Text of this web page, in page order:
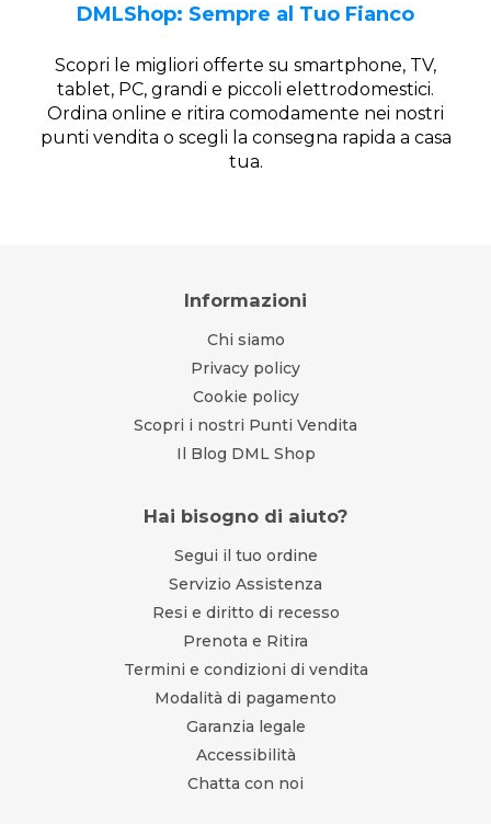
DMLShop: Sempre al Tuo Fianco
Scopri le migliori offerte su smartphone, TV,
tablet, PC, grandi e piccoli elettrodomestici.
Ordina online e ritira comodamente nei nostri
punti vendita o scegli la consegna rapida a casa
tua.
Informazioni
Chi siamo
Privacy policy
Cookie policy
Scopri i nostri Punti Vendita
Il Blog DML Shop
Hai bisogno di aiuto?
Segui il tuo ordine
Servizio Assistenza
Resi e diritto di recesso
Prenota e Ritira
Termini e condizioni di vendita
Modalità di pagamento
Garanzia legale
Accessibilità
Chatta con noi